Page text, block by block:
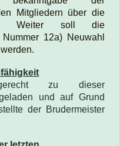
Mitgliedern über die
Weiter soll die
12a) Neuwahl
zu dieser
und auf Grund
der Brudermeister